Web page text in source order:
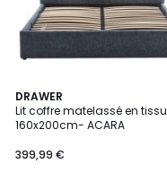
DRAWER
Lit coffre matelassé en tissu
160x200cm- ACARA
399,99 €
2
Couleurs